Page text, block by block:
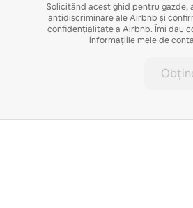
Solicitând acest ghid pentru gazde,
antidiscriminareale Airbnb și
confidențialitatea Airbnb. Îmi dau
informațiile mele de